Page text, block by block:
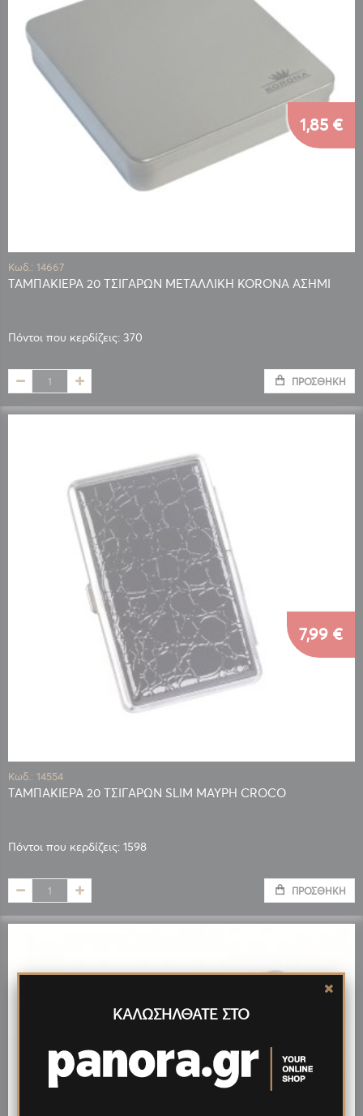
Κωδ.: 14667
ΤΑΜΠΑΚΙΕΡΑ 20 ΤΣΙΓΑΡΩΝ ΜΕΤΑΛΛΙΚΗ KORONA ΑΣΗΜΙ
Πόντοι που κερδίζεις: 370
1,85 €
ΠΡΟΣΘΉΚΗ
Κωδ.: 14554
ΤΑΜΠΑΚΙΕΡΑ 20 ΤΣΙΓΑΡΩΝ SLIM ΜΑΥΡΗ CROCO
Πόντοι που κερδίζεις: 1598
7,99 €
ΠΡΟΣΘΉΚΗ
ΚΑΛΩΣΗΛΘΑΤΕ ΣΤΟ